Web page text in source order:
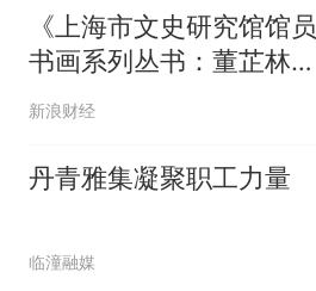
《上海市文史研究馆馆员
书画系列丛书：董芷林》
新书分享会将举行
新浪财经
丹青雅集凝聚职工力量
临潼融媒